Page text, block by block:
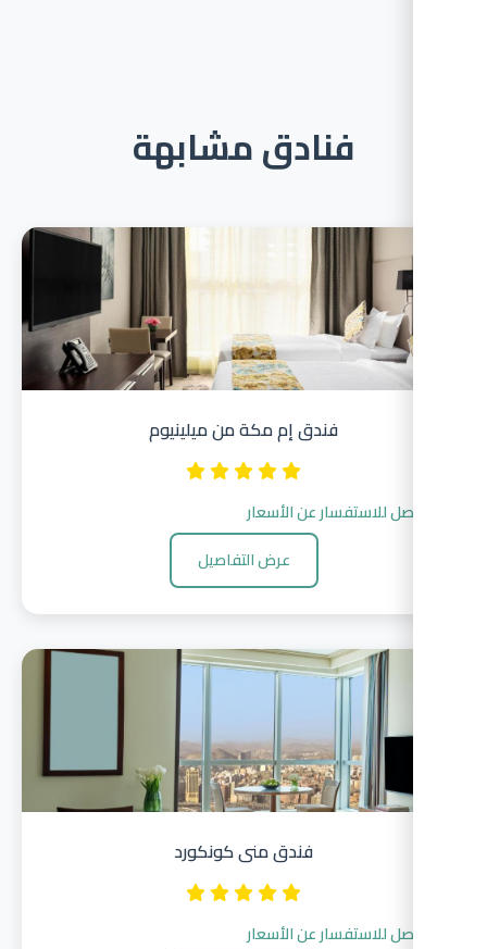
فنادق مشابهة
فندق إم مكة من ميلينيوم
للاستفسار عن الأسعار
عرض التفاصيل
فندق منى كونكورد
للاستفسار عن الأسعار